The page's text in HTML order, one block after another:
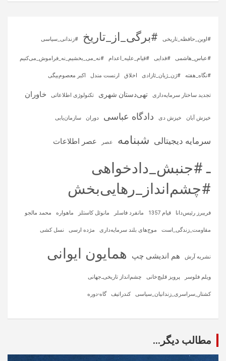
#اوین_حافظه_تاریخی #برگی_از_تاریخ #زندانی_سیاسی
#عباس_هاشمی #فدایی #قیام_علیه_اعدام #نه_می_بخشیم_نه_فراموش_می‌کنیم
#نگاه_هفته #ژن_ژیان_ئازادی اخلاق ارنست مندل اکبر معصوم‌بیگی
تجدید ساختار سرمایه‌داری تهی‌دستان شهری تکنولوژی اطلاعاتی خاوران
خیزش آبان خیزش دی دادگاه عباسی دوران سازمان‌یابی
سرمایه‌ دیجیتالی شبنامه عصر عصر اطلاعات
ـ #جنبش_دادخواهی
#چشم‌انداز_رهایی‌بخش
فریبرز رئیس‌دانا قیام 1357 مانفرد فاسلر مانوئل کاستلز ماهواره‌ محمد مالجو
مقاومت_زندگی_است موج‌های بلند سرمایه‌داری مژده ارسی نسل کشی
نشریه آرش هم اندیشی چپ همایون ایوانی
ویلم فلوسر پرویز قلیچ‌خانی چشم‌انداز تاریخی‌ـ‌جهانی
کشتار_سراسری_زندانیان_سیاسی کندراتیف گاه-دوره
مطالب دیگر...